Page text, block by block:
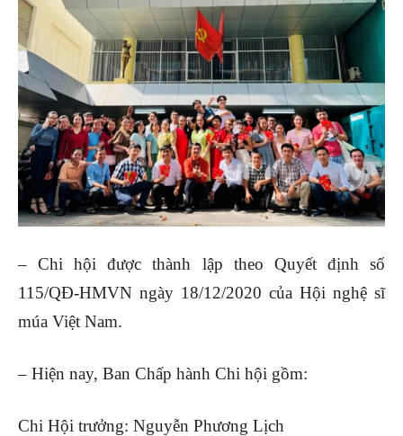
– Chi hội được thành lập theo Quyết định số
115/QĐ-HMVN ngày 18/12/2020 của Hội nghệ sĩ
múa Việt Nam.
– Hiện nay, Ban Chấp hành Chi hội gồm:
Chi Hội trưởng: Nguyễn Phương Lịch